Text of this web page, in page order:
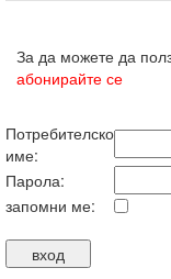
За да можете да
абонирайте се
Потребителско
име:
Парола:
запомни ме: